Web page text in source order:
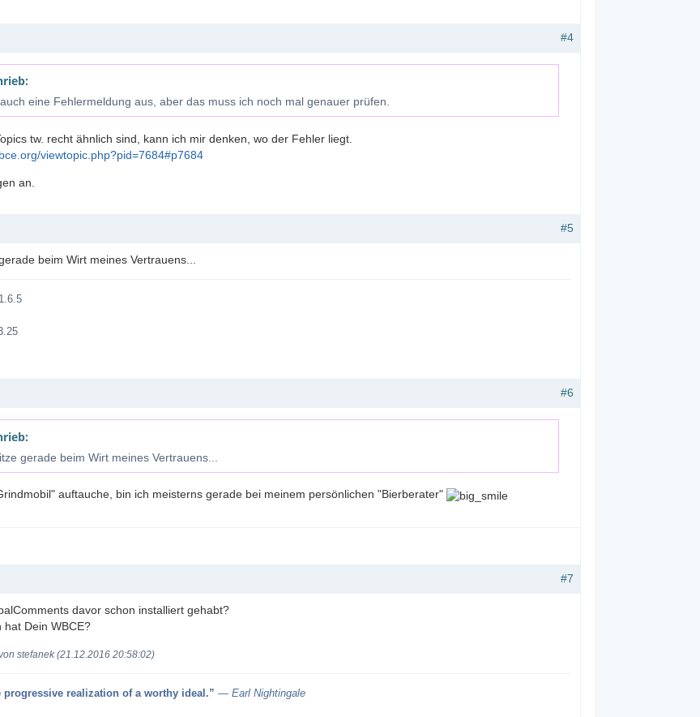
#4
eine Fehlermeldung aus, aber das muss ich noch mal genauer prüfen.
tw. recht ähnlich sind, kann ich mir denken, wo der Fehler liegt.
viewtopic.php?pid=7684#p7684
an.
#5
beim Wirt meines Vertrauens...
#6
gerade beim Wirt meines Vertrauens...
auftauche, bin ich meisterns gerade bei meinem persönlichen "Bierberater"
#7
davor schon installiert gehabt?
hat Dein WBCE?
stefanek (21.12.2016 20:58:02)
progressive realization of a worthy ideal.” ― Earl Nightingale